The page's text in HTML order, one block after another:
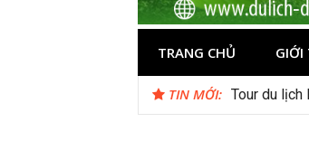
Du lịch
TRANG CHỦ GIỚI
TIN MỚI: Suối Giàng